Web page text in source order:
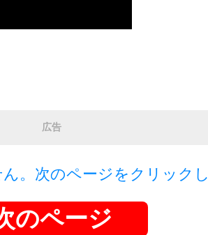
広告
。次のページをクリック
のページ